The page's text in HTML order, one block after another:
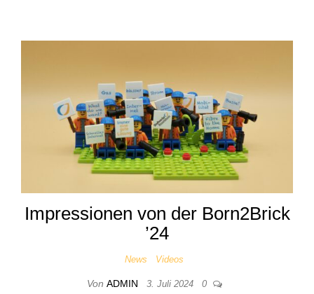
Impressionen von der Born2Brick
’24
News Videos
Von ADMIN 3. Juli 2024 0